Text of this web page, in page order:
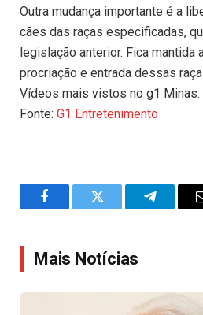
Outra mudança importante é a
cães das raças especificadas,
legislação anterior. Fica mantida
procriação e entrada dessas
Vídeos mais vistos no g1 Minas:
Fonte: G1 Entretenimento
FacebookTwitter Telegram
Mais Notícias